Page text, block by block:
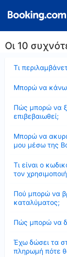
Οι 10
Τι
Μπορώ να κάνω
Πώς μπορώ να
επιβεβαιωθεί;
Μπορώ να
μου μέσω της
Τι είναι ο
τον
Πού μπορώ να
καταλύματος;
Πώς μπορώ να
Έχω δώσει τα
πληρωμή πότε